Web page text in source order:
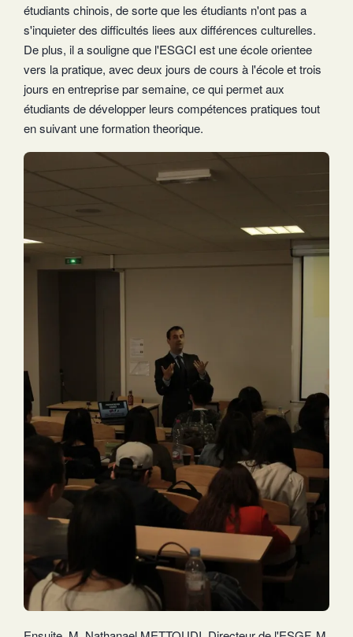
étudiants chinois, de sorte que les étudiants n'ont pas a
s'inquieter des difficultés liees aux différences culturelles.
De plus, il a souligne que l'ESGCI est une école orientee
vers la pratique, avec deux jours de cours à l'école et trois
jours en entreprise par semaine, ce qui permet aux
étudiants de développer leurs compétences pratiques tout
en suivant une formation theorique.